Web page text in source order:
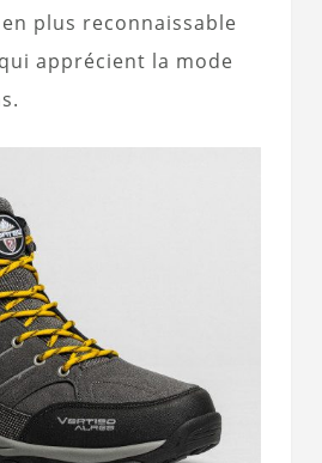
plus reconnaissable
apprécient la mode